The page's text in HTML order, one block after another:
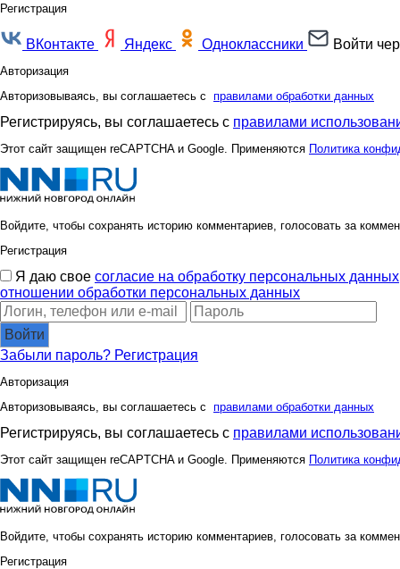
Регистрация
ВКонтакте Яндекс Одноклассники Войти
Авторизация
Авторизовываясь, вы соглашаетесь с правилами обработки данных
Регистрируясь, вы соглашаетесь с правилами
Этот сайт защищен reCAPTCHA и Google. Применяются Политика
Войдите, чтобы сохранять историю комментариев, голосовать за
Регистрация
Я даю свое согласие на обработку персональных данных
отношении обработки персональных данных
Войти
Забыли пароль? Регистрация
Авторизация
Авторизовываясь, вы соглашаетесь с правилами обработки данных
Регистрируясь, вы соглашаетесь с правилами
Этот сайт защищен reCAPTCHA и Google. Применяются Политика
Войдите, чтобы сохранять историю комментариев, голосовать за
Регистрация